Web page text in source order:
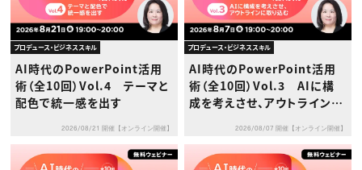
プロデュース・ビジネススキル
AI時代のPowerPoint活用
術（全10回）Vol.4 テーマと
配色で統一感を出す
2026/08/21 開催【オンライン開催】
プロデュース・ビジネススキル
AI時代のPowerPoint活用
術（全10回）Vol.3 AIに構
成を考えさせ、アウトラインに
2026/08/07 開催【オンライン開催】